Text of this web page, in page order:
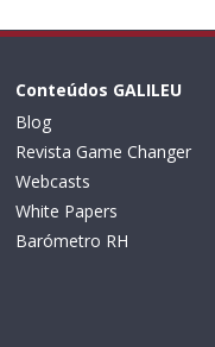
Conteúdos GALILEU
Blog
Revista Game Changer
Webcasts
White Papers
Barómetro RH